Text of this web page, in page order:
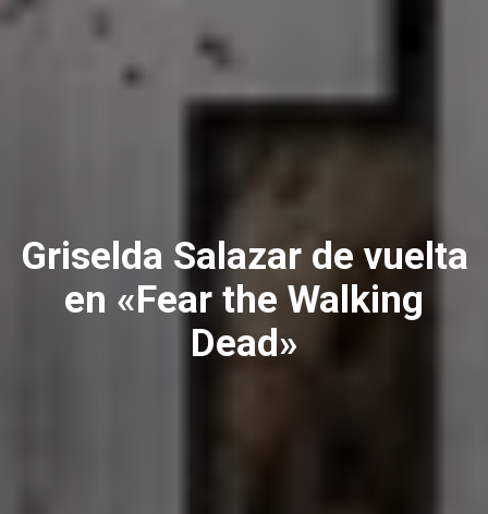
Griselda Salazar de vuelta
en «Fear the Walking
Dead»